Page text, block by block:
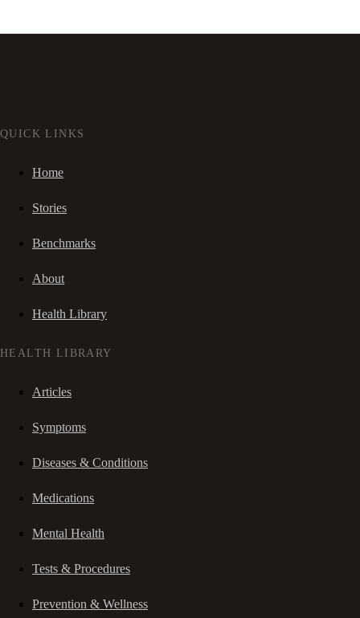
QUICK LINKS
Home
Stories
Benchmarks
About
Health Library
HEALTH LIBRARY
Articles
Symptoms
Diseases & Conditions
Medications
Mental Health
Tests & Procedures
Prevention & Wellness